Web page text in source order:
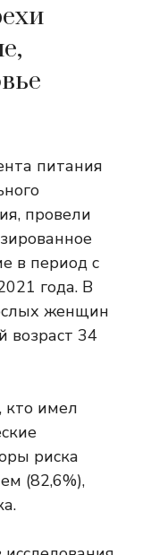
питания
провели
в период с
года. В
женщин
возраст 34
кто имел
риска
(82,6%),